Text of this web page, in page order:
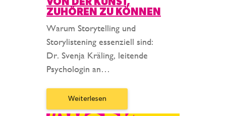
VON DER KUNST,
ZUHÖREN ZU KÖNNEN
Warum Storytelling und
Storylistening essenziell sind:
Dr. Svenja Kräling, leitende
Psychologin an…
Weiterlesen